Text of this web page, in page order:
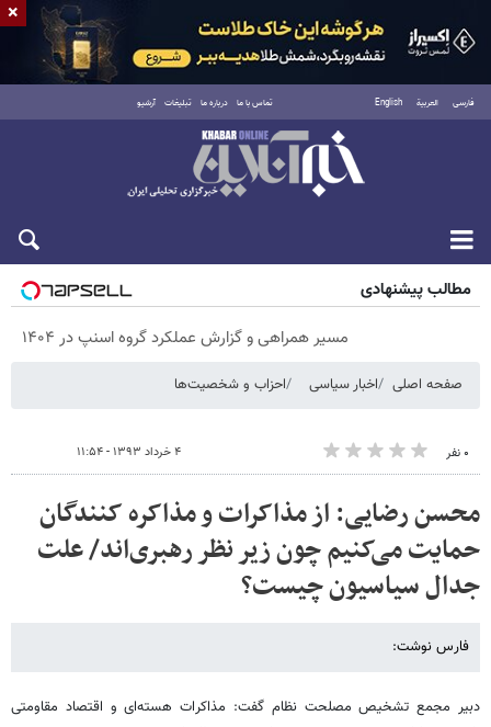
فارسی العربية English تماس با ما درباره ما تبلیغات آرشیو
پنجشنبه ۱۵ مرداد ۱۴۰۵
مطالب پیشنهادی
مسیر همراهی و گزارش عملکرد گروه اسنپ در ۱۴۰۴
صفحه اصلی اخبار سیاسی احزاب و شخصیت‌ها
۰ نفر ۴ خرداد ۱۳۹۳ - ۱۱:۵۴
محسن رضایی: از مذاکرات و مذاکره کنندگان
حمایت می‌کنیم چون زیر نظر رهبری‌اند/ علت
جدال سیاسیون چیست؟
فارس نوشت:
دبیر مجمع تشخیص مصلحت نظام گفت: مذاکرات هسته‌ای و اقتصاد مقاومتی
×